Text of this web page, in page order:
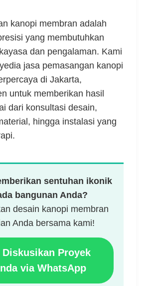
kanopi membran adalah
yang membutuhkan
dan pengalaman. Kami
jasa pemasangan kanopi
di Jakarta,
untuk memberikan hasil
dari konsultasi desain,
hingga instalasi yang
sentuhan ikonik
bangunan Anda?
desain kanopi membran
Anda bersama kami!
Diskusikan Proyek
via WhatsApp